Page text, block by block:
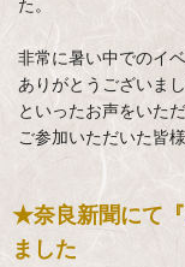
た。
非常に暑い中でのイ
ありがとうございま
といったお声をいた
ご参加いただいた皆
★奈良新聞にて
ました